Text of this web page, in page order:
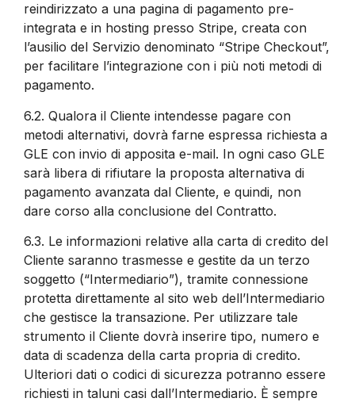
reindirizzato a una pagina di pagamento pre-
integrata e in hosting presso Stripe, creata con
l’ausilio del Servizio denominato “Stripe Checkout”,
per facilitare l’integrazione con i più noti metodi di
pagamento.
6.2. Qualora il Cliente intendesse pagare con
metodi alternativi, dovrà farne espressa richiesta a
GLE con invio di apposita e-mail. In ogni caso GLE
sarà libera di rifiutare la proposta alternativa di
pagamento avanzata dal Cliente, e quindi, non
dare corso alla conclusione del Contratto.
6.3. Le informazioni relative alla carta di credito del
Cliente saranno trasmesse e gestite da un terzo
soggetto (“Intermediario”), tramite connessione
protetta direttamente al sito web dell’Intermediario
che gestisce la transazione. Per utilizzare tale
strumento il Cliente dovrà inserire tipo, numero e
data di scadenza della carta propria di credito.
Ulteriori dati o codici di sicurezza potranno essere
richiesti in taluni casi dall’Intermediario. È sempre